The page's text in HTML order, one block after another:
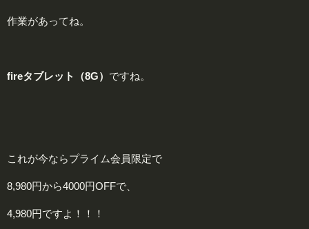
作業があってね。
fireタブレット（8G） ですね。
これが今ならプライム会員限定で
8,980円から4000円OFFで、
4,980円ですよ！！！